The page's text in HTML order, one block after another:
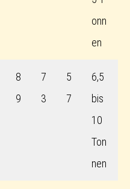
onn
en
8
9
7
3
5
7
6,5
bis
10
Ton
nen